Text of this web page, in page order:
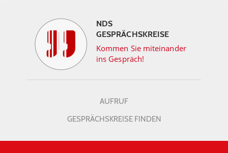
NDS
GESPRÄCHSKREISE
Kommen Sie miteinander
ins Gespräch!
AUFRUF
GESPRÄCHSKREISE FINDEN